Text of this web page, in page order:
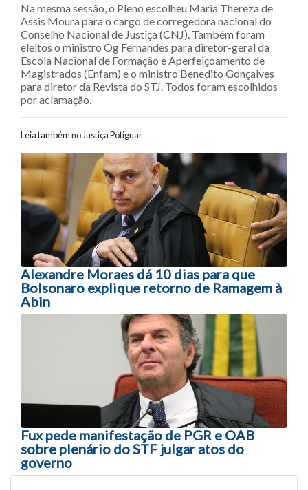
Na mesma sessão, o Pleno escolheu Maria Thereza de
Assis Moura para o cargo de corregedora nacional do
Conselho Nacional de Justiça (CNJ). Também foram
eleitos o ministro Og Fernandes para diretor-geral da
Escola Nacional de Formação e Aperfeiçoamento de
Magistrados (Enfam) e o ministro Benedito Gonçalves
para diretor da Revista do STJ. Todos foram escolhidos
por aclamação.
Leia também no Justiça Potiguar
Navegação entre posts
Alexandre Moraes dá 10 dias para que
Bolsonaro explique retorno de Ramagem à
Abin
Fux pede manifestação de PGR e OAB
sobre plenário do STF julgar atos do
governo